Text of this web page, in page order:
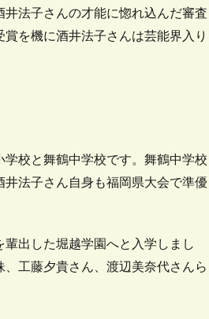
法子さんの才能に惚れ込んだ審査
を機に酒井法子さんは芸能界入り
校と舞鶴中学校です。舞鶴中学校
法子さん自身も福岡県大会で準優
出した堀越学園へと入学しまし
工藤夕貴さん、渡辺美奈代さんら